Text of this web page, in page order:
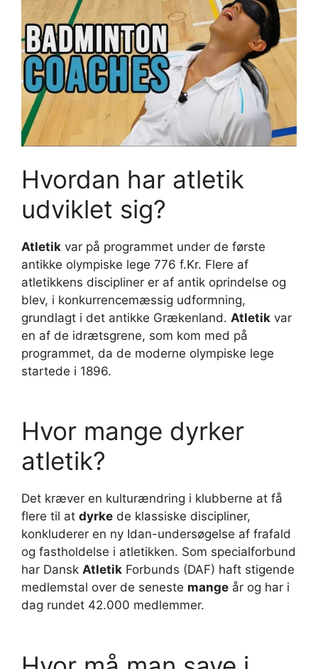
Hvordan har atletik
udviklet sig?
Atletik var på programmet under de første
antikke olympiske lege 776 f.Kr. Flere af
atletikkens discipliner er af antik oprindelse og
blev, i konkurrencemæssig udformning,
grundlagt i det antikke Grækenland. Atletik var
en af de idrætsgrene, som kom med på
programmet, da de moderne olympiske lege
startede i 1896.
Hvor mange dyrker
atletik?
Det kræver en kulturændring i klubberne at få
flere til at dyrke de klassiske discipliner,
konkluderer en ny Idan-undersøgelse af frafald
og fastholdelse i atletikken. Som specialforbund
har Dansk Atletik Forbunds (DAF) haft stigende
medlemstal over de seneste mange år og har i
dag rundet 42.000 medlemmer.